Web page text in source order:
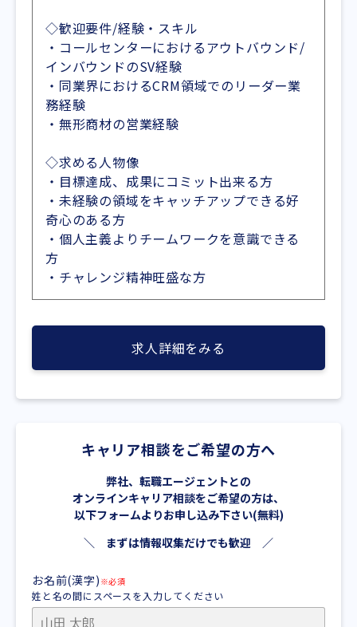
◇歓迎要件/経験・スキル
・コールセンターにおけるアウトバウンド/
インバウンドのSV経験
・同業界におけるCRM領域でのリーダー業
務経験
・無形商材の営業経験
◇求める人物像
・目標達成、成果にコミット出来る方
・未経験の領域をキャッチアップできる好
奇心のある方
・個人主義よりチームワークを意識できる
方
・チャレンジ精神旺盛な方
求人詳細をみる
キャリア相談をご希望の方へ
弊社、転職エージェントとの
オンラインキャリア相談をご希望の方は、
以下フォームよりお申し込み下さい(無料)
＼ まずは情報収集だけでも歓迎 ／
お名前(漢字) ※必須
姓と名の間にスペースを入力してください